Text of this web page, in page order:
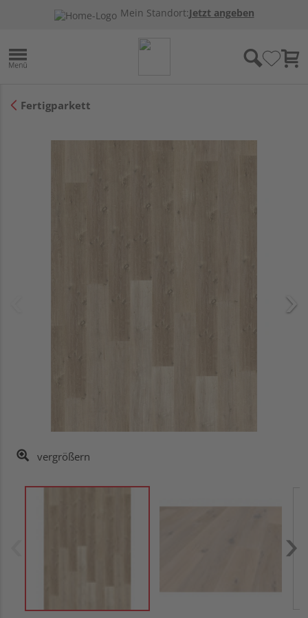
Mein Standort:Jetzt angeben
Fertigparkett
vergrößern